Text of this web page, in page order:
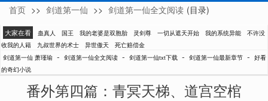
萧瑾瑜
首页 >> 剑道第一仙 >> 剑道第一仙全文阅读 (目录)
大家在看 蛊真人 国王 我的老婆是双胞胎 灵剑尊 一切从遮天开始 我的系统异能
不许没
收我的人籍
九叔世界的术士 异世傲天
死亡赔偿金
剑道第一仙 萧瑾瑜 - 剑道第一仙全文阅读 - 剑道第一仙txt下载 - 剑道第一仙最新章节 - 好看
的奇幻小说
番外第四篇：青冥天梯、道宫空棺